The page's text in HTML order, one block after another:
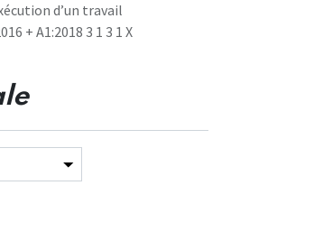
d’un travail
+ A1:2018 3 1 3 1 X